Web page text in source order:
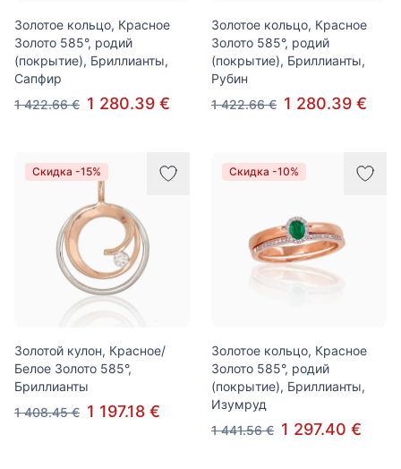
Золотое кольцо, Красное
Золото 585°, родий
(покрытие), Бриллианты,
Сапфир
1 422.66 € 1 280.39 €
Золотое кольцо, Красное
Золото 585°, родий
(покрытие), Бриллианты,
Рубин
1 422.66 € 1 280.39 €
Скидка -15%
Золотой кулон, Красное/
Белое Золото 585°,
Бриллианты
1 408.45 € 1 197.18 €
Скидка -10%
Золотое кольцо, Красное
Золото 585°, родий
(покрытие), Бриллианты,
Изумруд
1 441.56 € 1 297.40 €